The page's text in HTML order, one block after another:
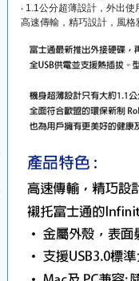
‧ 1.1公分超薄設計，外出使
高速傳輸，精巧設計，風格